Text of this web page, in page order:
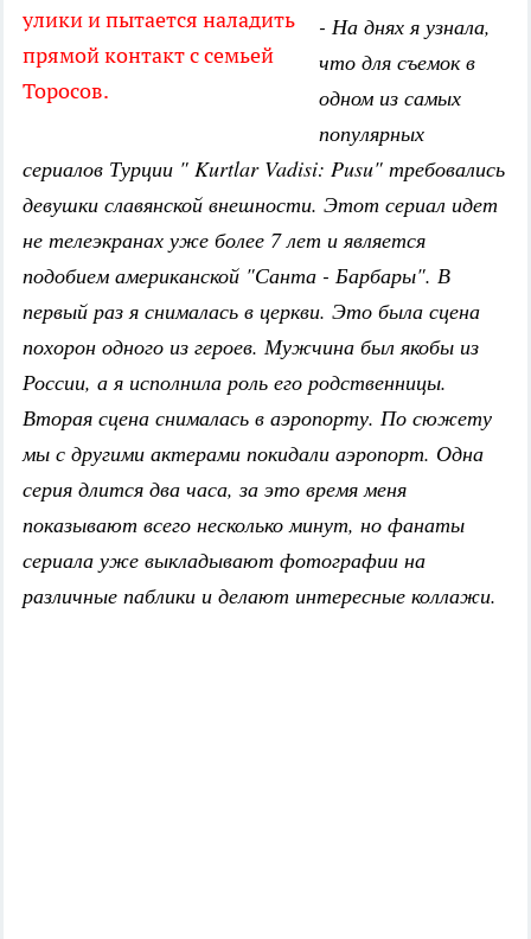
улики и пытается наладить
прямой контакт с семьей
Торосов.
- На днях я узнала,
что для съемок в
одном из самых
популярных
сериалов Турции " Kurtlar Vadisi: Pusu" требовались
девушки славянской внешности. Этот сериал идет
не телеэкранах уже более 7 лет и является
подобием американской "Санта - Барбары". В
первый раз я снималась в церкви. Это была сцена
похорон одного из героев. Мужчина был якобы из
России, а я исполнила роль его родственницы.
Вторая сцена снималась в аэропорту. По сюжету
мы с другими актерами покидали аэропорт. Одна
серия длится два часа, за это время меня
показывают всего несколько минут, но фанаты
сериала уже выкладывают фотографии на
различные паблики и делают интересные коллажи.